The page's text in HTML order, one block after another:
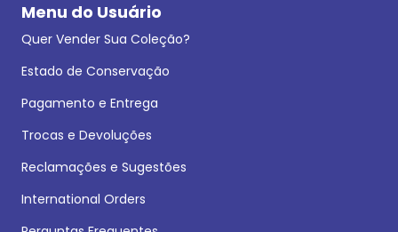
Menu do Usuário
Quer Vender Sua Coleção?
Estado de Conservação
Pagamento e Entrega
Trocas e Devoluções
Reclamações e Sugestões
International Orders